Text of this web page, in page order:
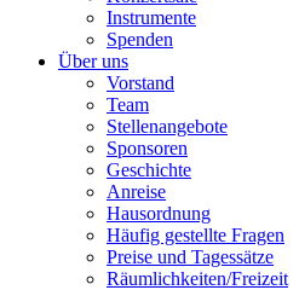
Instrumente
Spenden
Über uns
Vorstand
Team
Stellenangebote
Sponsoren
Geschichte
Anreise
Hausordnung
Häufig gestellte Fragen
Preise und Tagessätze
Räumlichkeiten/Freizeit